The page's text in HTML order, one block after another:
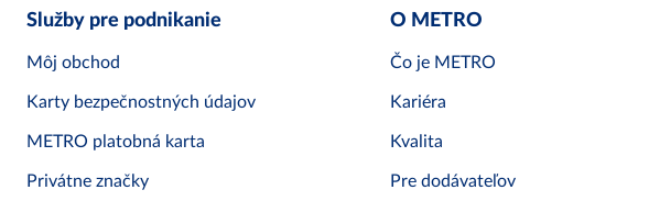
Služby pre podnikanie
Môj obchod
Karty bezpečnostných údajov
METRO platobná karta
Privátne značky
O METRO
Čo je METRO
Kariéra
Kvalita
Pre dodávateľov